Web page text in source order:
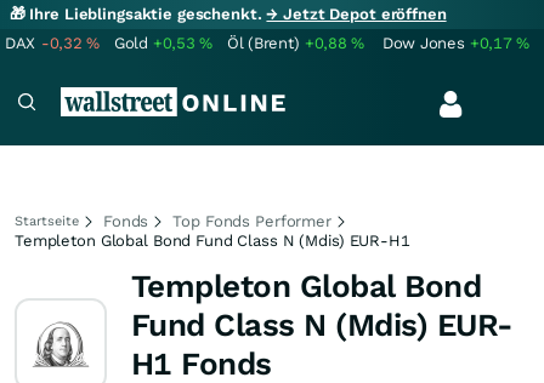
🎁 Ihre Lieblingsaktie geschenkt.→ Jetzt Depot eröffnen
DAX -0,32% Gold +0,53% Öl (Brent) +0,88% Dow Jones +0,17%
Startseite Fonds
Top Fonds Performer
Templeton Global Bond Fund Class N (Mdis) EUR-H1
Templeton Global Bond
Fund Class N (Mdis) EUR-
H1 Fonds